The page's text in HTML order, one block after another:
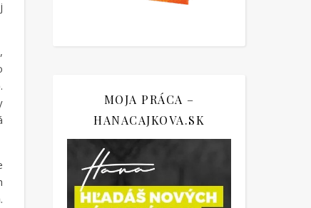
MOJA PRÁCA –
HANACAJKOVA.SK